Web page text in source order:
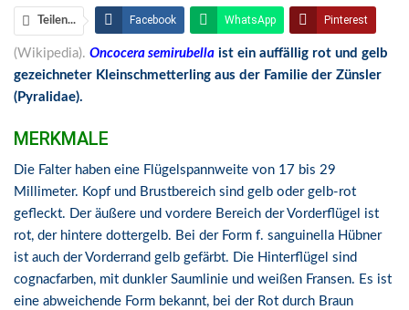
Teilen... Facebook WhatsApp Pinterest
Email Linkedin Telegram
Facebook Messenger
(Wikipedia). Oncocera semirubella ist ein auffällig rot und gelb
gezeichneter Kleinschmetterling aus der Familie der Zünsler
(Pyralidae).
MERKMALE
Die Falter haben eine Flügelspannweite von 17 bis 29
Millimeter. Kopf und Brustbereich sind gelb oder gelb-rot
gefleckt. Der äußere und vordere Bereich der Vorderflügel ist
rot, der hintere dottergelb. Bei der Form f. sanguinella Hübner
ist auch der Vorderrand gelb gefärbt. Die Hinterflügel sind
cognacfarben, mit dunkler Saumlinie und weißen Fransen. Es ist
eine abweichende Form bekannt, bei der Rot durch Braun